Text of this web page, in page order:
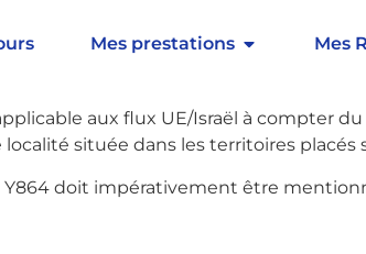
Mes prestations Mes
conclu entre les deux parties,
les
aux flux UE/Israël à compter
située dans les territoires
Y864 doit impérativement être